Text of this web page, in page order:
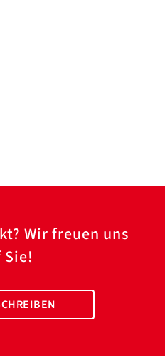
Wir freuen uns
Sie!